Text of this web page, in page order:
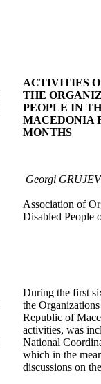
ACTIVITIES
THE
PEOPLE IN
MACEDONIA
MONTHS
Georgi
Association of
Disabled People
During the first
the
Republic of
activities, was
National
which in the
discussions on